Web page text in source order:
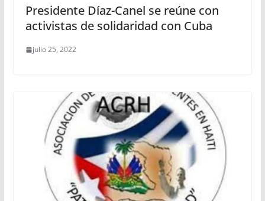
Presidente Díaz-Canel se reúne con
activistas de solidaridad con Cuba
julio 25, 2022